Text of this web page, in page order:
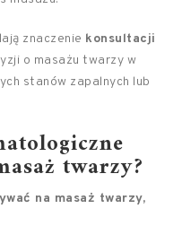
znaczenie konsultacji
o masażu twarzy w
stanów zapalnych lub
twarzy?
na masaż twarzy,